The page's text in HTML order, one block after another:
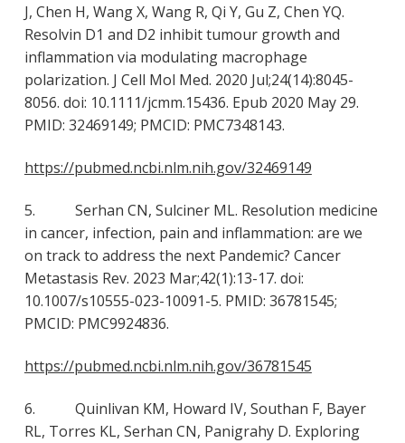
J, Chen H, Wang X, Wang R, Qi Y, Gu Z, Chen YQ.
Resolvin D1 and D2 inhibit tumour growth and
inflammation via modulating macrophage
polarization. J Cell Mol Med. 2020 Jul;24(14):8045-
8056. doi: 10.1111/jcmm.15436. Epub 2020 May 29.
PMID: 32469149; PMCID: PMC7348143.
https://pubmed.ncbi.nlm.nih.gov/32469149
5. Serhan CN, Sulciner ML. Resolution medicine
in cancer, infection, pain and inflammation: are we
on track to address the next Pandemic? Cancer
Metastasis Rev. 2023 Mar;42(1):13-17. doi:
10.1007/s10555-023-10091-5. PMID: 36781545;
PMCID: PMC9924836.
https://pubmed.ncbi.nlm.nih.gov/36781545
6. Quinlivan KM, Howard IV, Southan F, Bayer
RL, Torres KL, Serhan CN, Panigrahy D. Exploring